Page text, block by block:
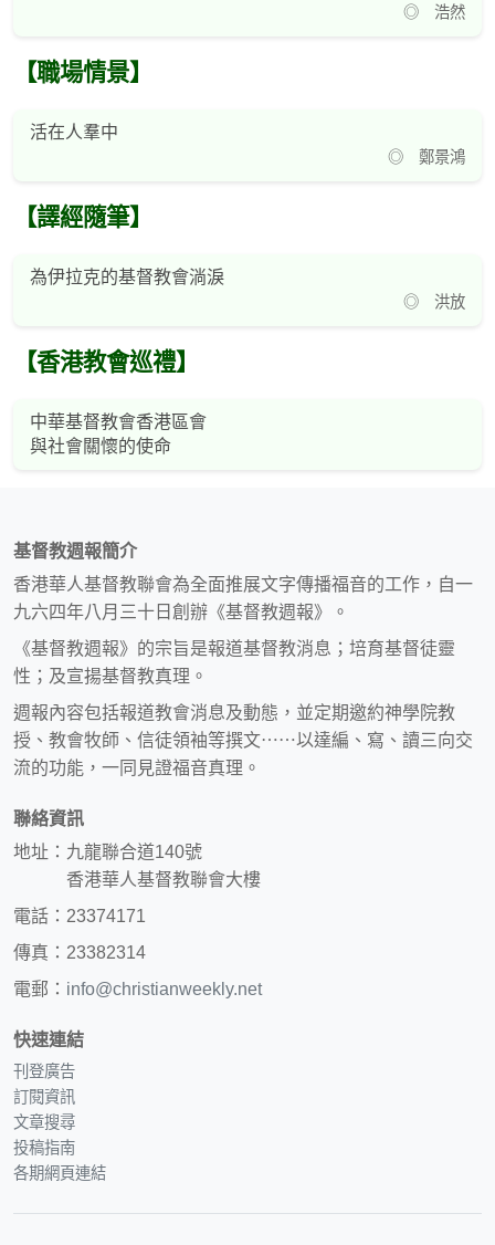
◎ 浩然
【職場情景】
活在人羣中
◎ 鄭景鴻
【譯經隨筆】
為伊拉克的基督教會淌淚
◎ 洪放
【香港教會巡禮】
中華基督教會香港區會
與社會關懷的使命
基督教週報簡介
香港華人基督教聯會為全面推展文字傳播福音的工作，自一
九六四年八月三十日創辦《基督教週報》。
《基督教週報》的宗旨是報道基督教消息；培育基督徒靈
性；及宣揚基督教真理。
週報內容包括報道教會消息及動態，並定期邀約神學院教
授、教會牧師、信徒領袖等撰文⋯⋯以達編、寫、讀三向交
流的功能，一同見證福音真理。
聯絡資訊
地址：九龍聯合道140號
香港華人基督教聯會大樓
電話：23374171
傳真：23382314
電郵： info@christianweekly.net
快速連結
刊登廣告
訂閱資訊
文章搜尋
投稿指南
各期網頁連結